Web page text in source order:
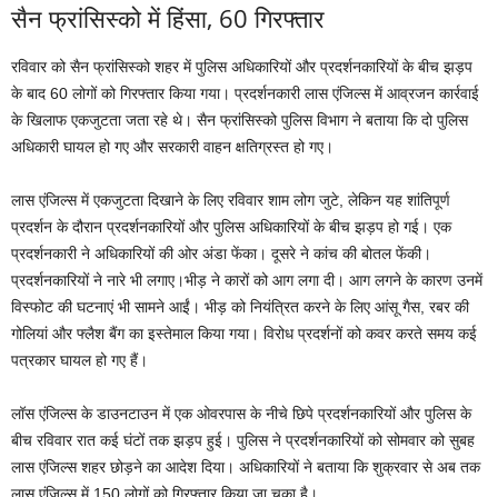
सैन फ्रांसिस्को में हिंसा, 60 गिरफ्तार
रविवार को सैन फ्रांसिस्को शहर में पुलिस अधिकारियों और प्रदर्शनकारियों के बीच झड़प
के बाद 60 लोगों को गिरफ्तार किया गया। प्रदर्शनकारी लास एंजिल्स में आव्रजन कार्रवाई
के खिलाफ एकजुटता जता रहे थे। सैन फ्रांसिस्को पुलिस विभाग ने बताया कि दो पुलिस
अधिकारी घायल हो गए और सरकारी वाहन क्षतिग्रस्त हो गए।
लास एंजिल्स में एकजुटता दिखाने के लिए रविवार शाम लोग जुटे, लेकिन यह शांतिपूर्ण
प्रदर्शन के दौरान प्रदर्शनकारियों और पुलिस अधिकारियों के बीच झड़प हो गई। एक
प्रदर्शनकारी ने अधिकारियों की ओर अंडा फेंका। दूसरे ने कांच की बोतल फेंकी।
प्रदर्शनकारियों ने नारे भी लगाए।भीड़ ने कारों को आग लगा दी। आग लगने के कारण उनमें
विस्फोट की घटनाएं भी सामने आईं। भीड़ को नियंत्रित करने के लिए आंसू गैस, रबर की
गोलियां और फ्लैश बैंग का इस्तेमाल किया गया। विरोध प्रदर्शनों को कवर करते समय कई
पत्रकार घायल हो गए हैं।
लॉस एंजिल्स के डाउनटाउन में एक ओवरपास के नीचे छिपे प्रदर्शनकारियों और पुलिस के
बीच रविवार रात कई घंटों तक झड़प हुई। पुलिस ने प्रदर्शनकारियों को सोमवार को सुबह
लास एंजिल्स शहर छोड़ने का आदेश दिया। अधिकारियों ने बताया कि शुक्रवार से अब तक